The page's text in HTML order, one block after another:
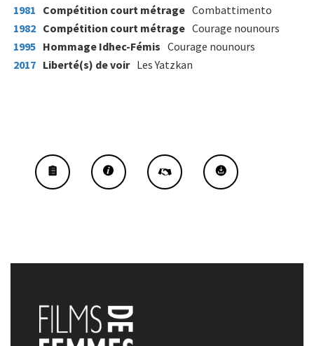
1981 Compétition court métrage Combattimento
1982 Compétition court métrage Courage nounours
1995 Hommage Idhec-Fémis Courage nounours
2017 Liberté(s) de voir Les Yatzkan